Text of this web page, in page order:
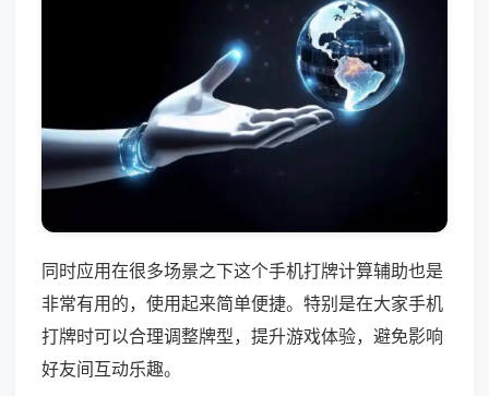
同时应用在很多场景之下这个手机打牌计算辅助也是
非常有用的，使用起来简单便捷。特别是在大家手机
打牌时可以合理调整牌型，提升游戏体验，避免影响
好友间互动乐趣。